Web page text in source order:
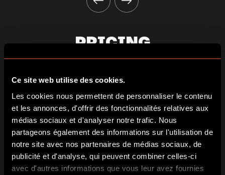
Ce site web utilise des cookies.
Les cookies nous permettent de personnaliser le contenu
et les annonces, d'offrir des fonctionnalités relatives aux
médias sociaux et d'analyser notre trafic. Nous
partageons également des informations sur l'utilisation de
notre site avec nos partenaires de médias sociaux, de
publicité et d'analyse, qui peuvent combiner celles-ci
avec d'autres informations que vous leur avez fournies
PRICING
2 joueurs
36€
par personne
3 joueurs